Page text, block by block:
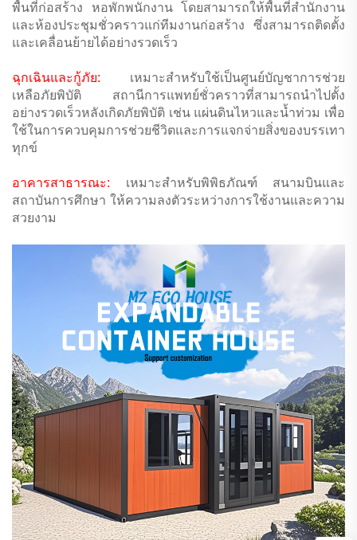
พื้นที่ก่อสร้าง หอพักพนักงาน โดยสามารถให้พื้นที่สำนักงาน
และห้องประชุมชั่วคราวแก่ทีมงานก่อสร้าง ซึ่งสามารถติดตั้ง
และเคลื่อนย้ายได้อย่างรวดเร็ว
ฉุกเฉินและกู้ภัย: เหมาะสำหรับใช้เป็นศูนย์บัญชาการช่วย
เหลือภัยพิบัติ สถานีการแพทย์ชั่วคราวที่สามารถนำไปตั้ง
อย่างรวดเร็วหลังเกิดภัยพิบัติ เช่น แผ่นดินไหวและน้ำท่วม เพื่อ
ใช้ในการควบคุมการช่วยชีวิตและการแจกจ่ายสิ่งของบรรเทา
ทุกข์
อาคารสาธารณะ: เหมาะสำหรับพิพิธภัณฑ์ สนามบินและ
สถาบันการศึกษา ให้ความลงตัวระหว่างการใช้งานและความ
สวยงาม